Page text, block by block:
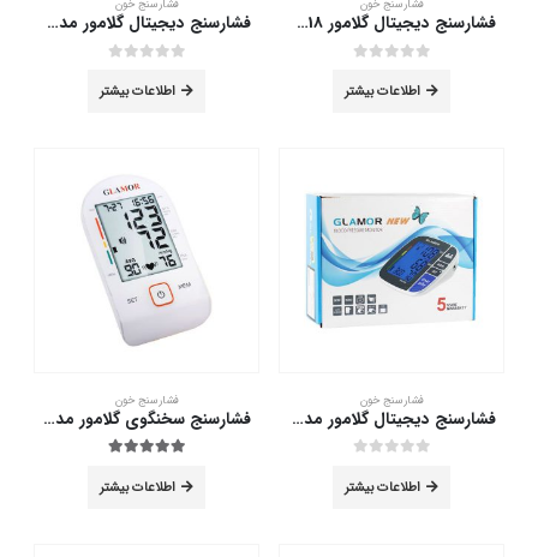
فشارسنج خون
فشارسنج دیجیتال گلامور DBP-1318
اطلاعات بیشتر
فشارسنج خون
فشارسنج دیجیتال گلامور مدل HL858DG
اطلاعات بیشتر
فشارسنج خون
فشارسنج دیجیتال گلامور مدل TMB-1112 NEW
اطلاعات بیشتر
فشارسنج خون
فشارسنج سخنگوی گلامور مدل PG-800B19
اطلاعات بیشتر